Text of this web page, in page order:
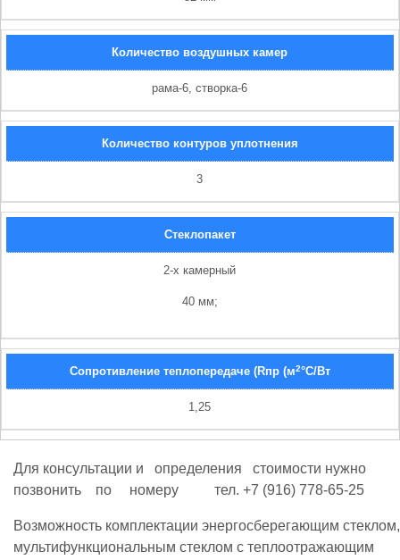
Количество воздушных камер
рама-6, створка-6
Количество контуров уплотнения
3
Стеклопакет
2-х камерный
40 мм;
Сопротивление теплопередаче (Rпр (м2°С/Вт
1,25
Для консультации и определения стоимости нужно
позвонить по номеру тел. +7 (916) 778-65-25
Возможность комплектации энергосберегающим стеклом,
мультифункциональным стеклом с теплоотражающим